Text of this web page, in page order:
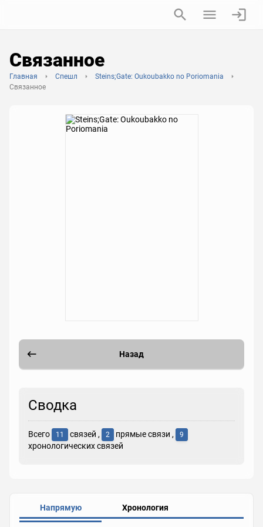
Связанное
Главная Спешл
Steins;Gate: Oukoubakko no Poriomania
Связанное
Назад
Сводка
Всего 11 связей , 2 прямые связи , 9
хронологических связей
Напрямую Хронология